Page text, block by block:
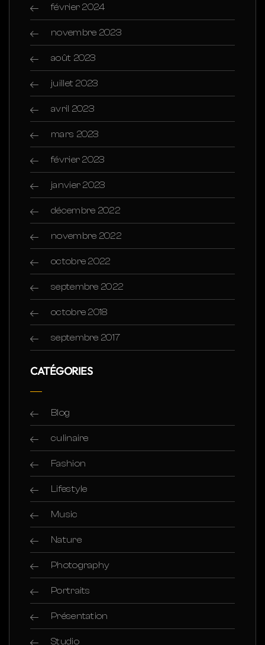
février 2024
novembre 2023
août 2023
juillet 2023
avril 2023
mars 2023
février 2023
janvier 2023
décembre 2022
novembre 2022
octobre 2022
septembre 2022
octobre 2018
septembre 2017
CATÉGORIES
Blog
culinaire
Fashion
Lifestyle
Music
Nature
Photography
Portraits
Présentation
Studio